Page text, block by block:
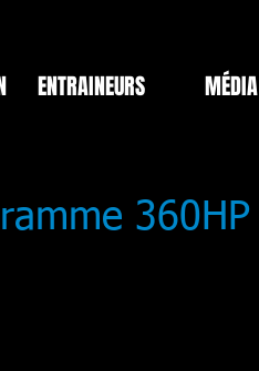
ENTRAINEURS MÉDIA
360HP